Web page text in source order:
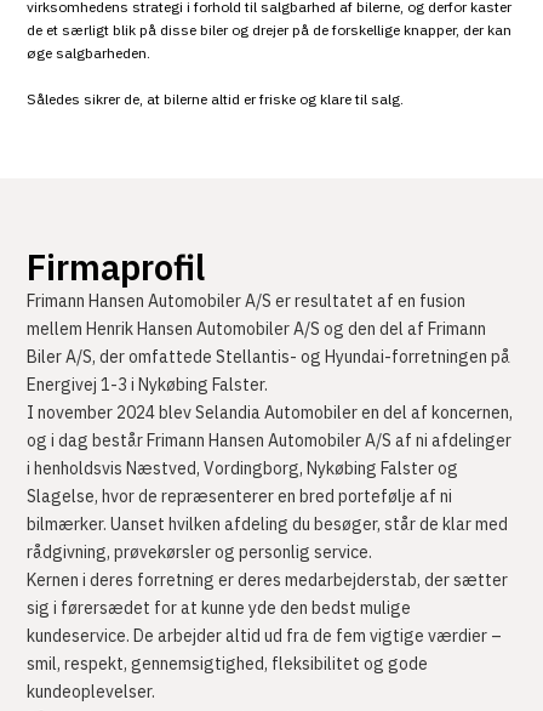
virksomhedens strategi i forhold til salgbarhed af bilerne, og derfor kaster
de et særligt blik på disse biler og drejer på de forskellige knapper, der kan
øge salgbarheden.
Således sikrer de, at bilerne altid er friske og klare til salg.
Firmaprofil
Frimann Hansen Automobiler A/S er resultatet af en fusion
mellem Henrik Hansen Automobiler A/S og den del af Frimann
Biler A/S, der omfattede Stellantis- og Hyundai-forretningen på
Energivej 1-3 i Nykøbing Falster.
I november 2024 blev Selandia Automobiler en del af koncernen,
og i dag består Frimann Hansen Automobiler A/S af ni afdelinger
i henholdsvis Næstved, Vordingborg, Nykøbing Falster og
Slagelse, hvor de repræsenterer en bred portefølje af ni
bilmærker. Uanset hvilken afdeling du besøger, står de klar med
rådgivning, prøvekørsler og personlig service.
Kernen i deres forretning er deres medarbejderstab, der sætter
sig i førersædet for at kunne yde den bedst mulige
kundeservice. De arbejder altid ud fra de fem vigtige værdier –
smil, respekt, gennemsigtighed, fleksibilitet og gode
kundeoplevelser.